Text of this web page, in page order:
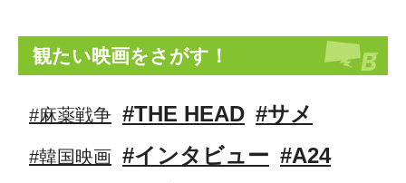
観たい映画をさがす！
#麻薬戦争 #THE HEAD #サメ
#韓国映画 #インタビュー #A24